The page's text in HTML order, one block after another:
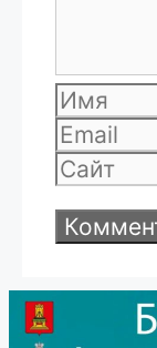
Имя
Email
Сайт